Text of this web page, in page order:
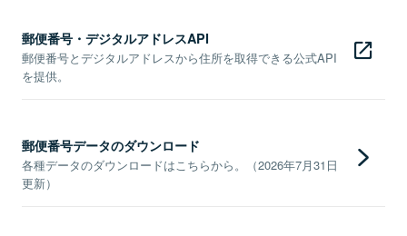
郵便番号・デジタルアドレスAPI
郵便番号とデジタルアドレスから住所を取得できる公式API
を提供。
郵便番号データのダウンロード
各種データのダウンロードはこちらから。（2026年7月31日
更新）